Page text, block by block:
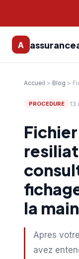
A
Accueil > Blog >
PROCEDURE 13
la
Apres
avez